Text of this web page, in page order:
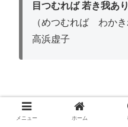
目つむれば 若き我あり
（めつむれば わか
高浜虚子
雁鴨の きげん直るや
メニュー ホーム